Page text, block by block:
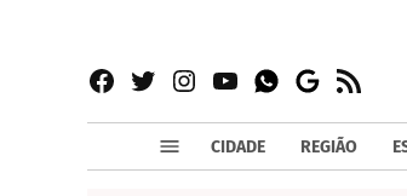
Facebook
TwitterInstagram
YouTubeWhatsapp
Google
News
RSS
CIDADE REGIÃO